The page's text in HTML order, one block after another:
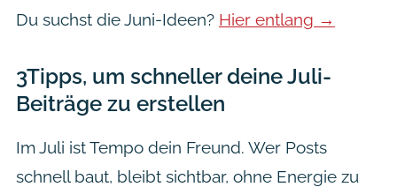
Du suchst die Juni-Ideen? Hier entlang →
3Tipps, um schneller deine Juli-
Beiträge zu erstellen
Im Juli ist Tempo dein Freund. Wer Posts
schnell baut, bleibt sichtbar, ohne Energie zu